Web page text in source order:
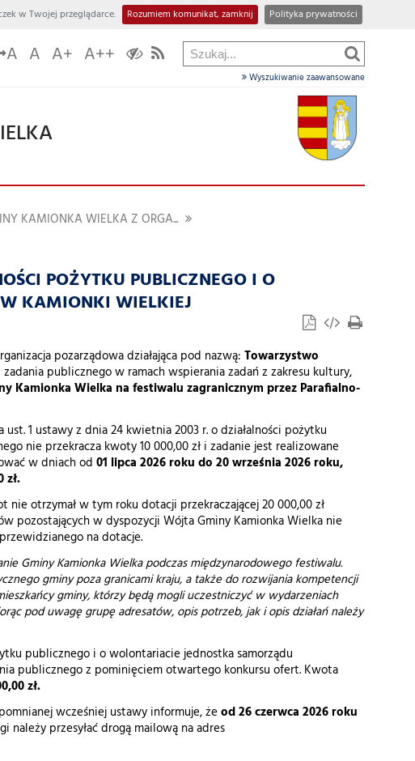
w Twojej przeglądarce. Rozumiem komunikat, zamknij Polityka prywatności
A A A+ A++
Wyszukiwanie zaawansowane
KAMIONKA WIELKA Z ORGA...
POŻYTKU PUBLICZNEGO I O
KAMIONKI WIELKIEJ
pozarządowa działająca pod nazwą: Towarzystwo
publicznego w ramach wspierania zadań z zakresu kultury,
Kamionka Wielka na festiwalu zagranicznym przez Parafialno-
1 ustawy z dnia 24 kwietnia 2003 r. o działalności pożytku
nie przekracza kwoty 10 000,00 zł i zadanie jest realizowane
w dniach od 01 lipca 2026 roku do 20 września 2026 roku,
zł.
otrzymał w tym roku dotacji przekraczającej 20 000,00 zł
pozostających w dyspozycji Wójta Gminy Kamionka Wielka nie
na dotacje.
Gminy Kamionka Wielka podczas międzynarodowego festiwalu.
gminy poza granicami kraju, a także do rozwijania kompetencji
gminy, którzy będą mogli uczestniczyć w wydarzeniach
pod uwagę grupę adresatów, opis potrzeb, jak i opis działań należy
publicznego i o wolontariacie jednostka samorządu
publicznego z pominięciem otwartego konkursu ofert. Kwota
zł.
wcześniej ustawy informuje, żeod 26 czerwca 2026 roku
należy przesyłać drogą mailową na adres